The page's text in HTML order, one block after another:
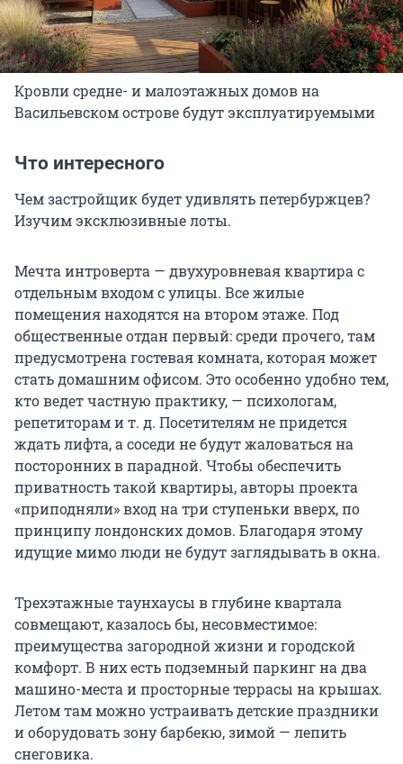
Кровли средне- и малоэтажных домов на
Васильевском острове будут эксплуатируемыми
Что интересного
Чем застройщик будет удивлять петербуржцев?
Изучим эксклюзивные лоты.
Мечта интроверта — двухуровневая квартира с
отдельным входом с улицы. Все жилые
помещения находятся на втором этаже. Под
общественные отдан первый: среди прочего, там
предусмотрена гостевая комната, которая может
стать домашним офисом. Это особенно удобно тем,
кто ведет частную практику, — психологам,
репетиторам и т. д. Посетителям не придется
ждать лифта, а соседи не будут жаловаться на
посторонних в парадной. Чтобы обеспечить
приватность такой квартиры, авторы проекта
«приподняли» вход на три ступеньки вверх, по
принципу лондонских домов. Благодаря этому
идущие мимо люди не будут заглядывать в окна.
Трехэтажные таунхаусы в глубине квартала
совмещают, казалось бы, несовместимое:
преимущества загородной жизни и городской
комфорт. В них есть подземный паркинг на два
машино-места и просторные террасы на крышах.
Летом там можно устраивать детские праздники
и оборудовать зону барбекю, зимой — лепить
снеговика.